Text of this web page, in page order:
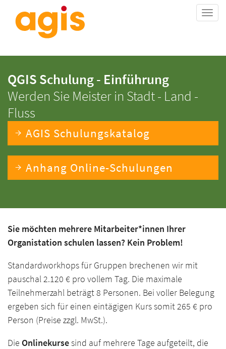
QGIS Schulung - Einführung
Werden Sie Meister in Stadt - Land -
Fluss
AGIS Schulungskatalog
Anhang Online-Schulungen
Sie möchten mehrere Mitarbeiter*innen Ihrer
Organistation schulen lassen? Kein Problem!
Standardworkhops für Gruppen brechenen wir mit
pauschal 2.120 € pro vollem Tag. Die maximale
Teilnehmerzahl beträgt 8 Personen. Bei voller Belegung
ergeben sich für einen eintägigen Kurs somit 265 € pro
Person (Preise zzgl. MwSt.).
Die Onlinekursesind auf mehrere Tage aufgeteilt, die